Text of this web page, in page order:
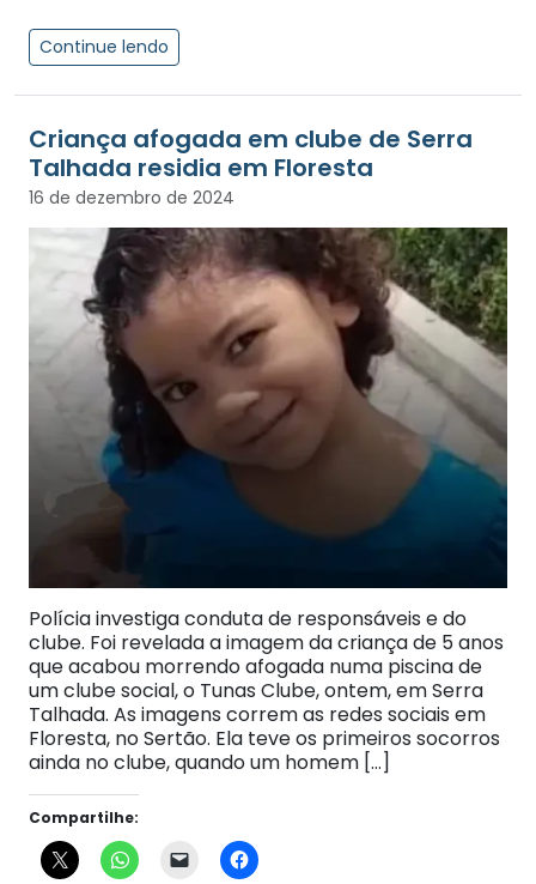
Continue lendo
Criança afogada em clube de Serra
Talhada residia em Floresta
16 de dezembro de 2024
Polícia investiga conduta de responsáveis e do
clube. Foi revelada a imagem da criança de 5 anos
que acabou morrendo afogada numa piscina de
um clube social, o Tunas Clube, ontem, em Serra
Talhada. As imagens correm as redes sociais em
Floresta, no Sertão. Ela teve os primeiros socorros
ainda no clube, quando um homem […]
Compartilhe: